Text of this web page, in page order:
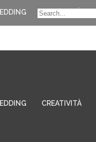
CREATIVITÀ
CREATIVITÀ